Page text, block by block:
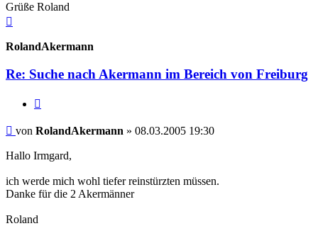
Grüße Roland
RolandAkermann
Re: Suche nach Akermann im Bereich von Freiburg
Beitrag
von RolandAkermann » 08.03.2005 19:30
Hallo Irmgard,
ich werde mich wohl tiefer reinstürzten müssen.
Danke für die 2 Akermänner
Roland